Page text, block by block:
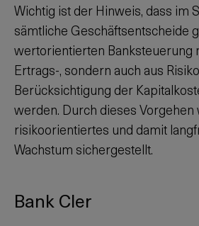
Wichtig ist der Hinweis, dass im
sämtliche Geschäftsentscheide
wertorientierten Banksteuerung
Ertrags-, sondern auch aus
Berücksichtigung der
werden. Durch dieses Vorgehen
risikoorientiertes und damit
Wachstum sichergestellt.
Bank Cler